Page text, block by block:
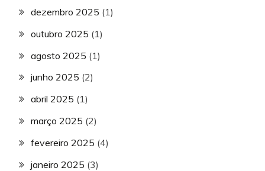
dezembro 2025 (1)
outubro 2025 (1)
agosto 2025 (1)
junho 2025 (2)
abril 2025 (1)
março 2025 (2)
fevereiro 2025 (4)
janeiro 2025 (3)